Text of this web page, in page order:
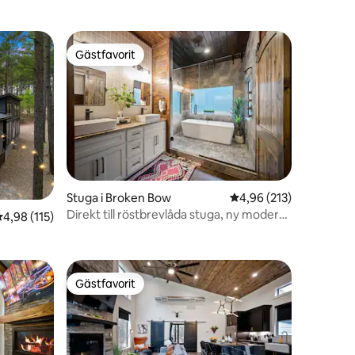
av 5 i genomsnittligt betyg, 115 omdömen
4,98 (115)
Gästfavorit
Gästfavorit
Stuga i Broken Bow 4,96 av 5 i
4,96 (213)
Direkt till röstbrevlåda stuga, ny modern
Gästfavorit
Gästfavorit